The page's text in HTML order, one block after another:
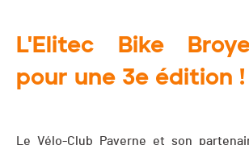
L'Elitec Bike
pour une 3e édition !
Le Vélo-Club Payerne et son